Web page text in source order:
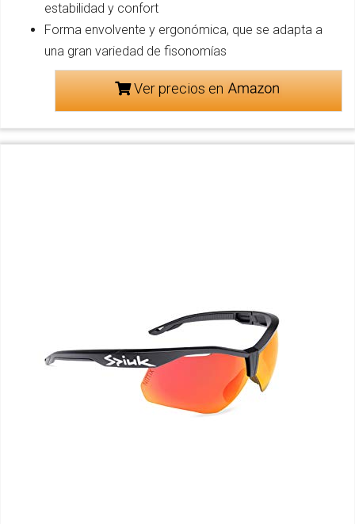
estabilidad y confort
Forma envolvente y ergonómica, que se adapta a
una gran variedad de fisonomías
Ver precios en